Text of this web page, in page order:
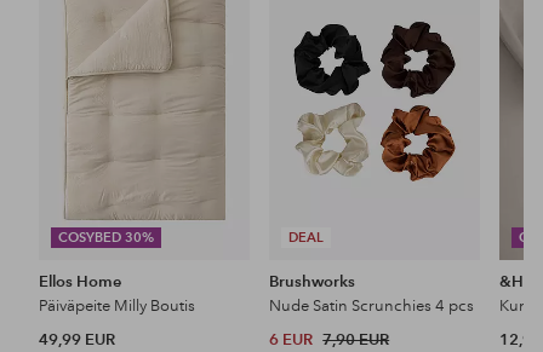
COSYBED 30%
Ellos Home
Päiväpeite Milly Boutis
49,99 EUR
DEAL
Brushworks
Nude Satin Scrunchies 4 pcs
6 EUR 7,90 EUR 12,99